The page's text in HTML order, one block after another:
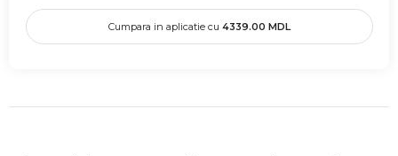
Cumpara in aplicatie cu 4339.00 MDL